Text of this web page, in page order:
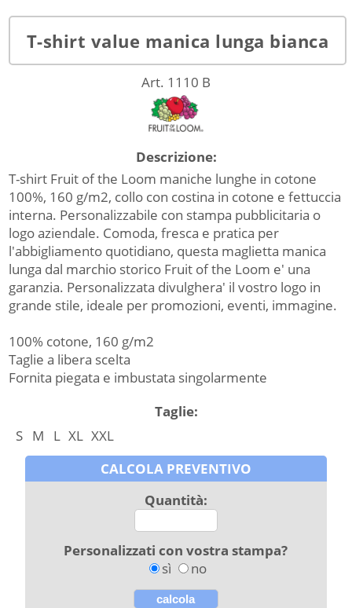
T-shirt value manica lunga bianca
Art. 1110 B
Descrizione:
T-shirt Fruit of the Loom maniche lunghe in cotone
100%, 160 g/m2, collo con costina in cotone e fettuccia
interna. Personalizzabile con stampa pubblicitaria o
logo aziendale. Comoda, fresca e pratica per
l'abbigliamento quotidiano, questa maglietta manica
lunga dal marchio storico Fruit of the Loom e' una
garanzia. Personalizzata divulghera' il vostro logo in
grande stile, ideale per promozioni, eventi, immagine.
100% cotone, 160 g/m2
Taglie a libera scelta
Fornita piegata e imbustata singolarmente
Taglie:
S M L XL XXL
CALCOLA PREVENTIVO
Quantità:
Personalizzati con vostra stampa?
sì
no